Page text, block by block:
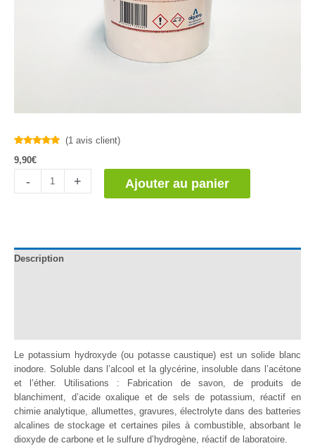
sur 5
basé sur
client
(1 avis client)
9,90€
- + Ajouter au panier
Description
Le potassium hydroxyde (ou potasse caustique) est un solide blanc
inodore. Soluble dans l’alcool et la glycérine, insoluble dans l’acétone
et l’éther. Utilisations : Fabrication de savon, de produits de
blanchiment, d’acide oxalique et de sels de potassium, réactif en
chimie analytique, allumettes, gravures, électrolyte dans des batteries
alcalines de stockage et certaines piles à combustible, absorbant le
dioxyde de carbone et le sulfure d’hydrogène, réactif de laboratoire.